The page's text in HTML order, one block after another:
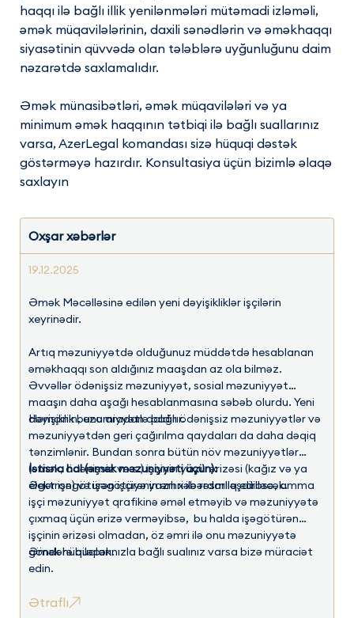
haqqı ilə bağlı illik yenilənmələri mütəmadi izləməli,
əmək müqavilələrinin, daxili sənədlərin və əməkhaqqı
siyasətinin qüvvədə olan tələblərə uyğunluğunu daim
nəzarətdə saxlamalıdır.
Əmək münasibətləri, əmək müqavilələri və ya
minimum əmək haqqının tətbiqi ilə bağlı suallarınız
varsa, AzerLegal komandası sizə hüquqi dəstək
göstərməyə hazırdır. Konsultasiya üçün bizimlə əlaqə
saxlayın
Oxşar xəbərlər
19.12.2025
Əmək Məcəlləsinə edilən yeni dəyişikliklər işçilərin
xeyrinədir.
Artıq məzuniyyətdə olduğunuz müddətdə hesablanan
əməkhaqqı son aldığınız maaşdan az ola bilməz.
Əvvəllər ödənişsiz məzuniyyət, sosial məzuniyyət
maaşın daha aşağı hesablanmasına səbəb olurdu. Yeni
dəyişiklik bunu aradan qaldırır.
Həmçinin, ezamiyyətlə bağlı ödənişsiz məzuniyyətlər və
məzuniyyətdən geri çağırılma qaydaları da daha dəqiq
tənzimlənir. Bundan sonra bütün növ məzuniyyətlər
(əmək, ödənişsiz və s.) işçinin yazılı ərizəsi (kağız və ya
elektron) və işəgötürənin əmri ilə rəsmiləşdiriləcək.
İstisna hal (əmək məzuniyyəti üçün):
Əgər işəgötürən işçiyə yazılı xəbərdarlıq edibsə, amma
işçi məzuniyyət qrafikinə əməl etməyib və məzuniyyətə
çıxmaq üçün ərizə verməyibsə, bu halda işəgötürən
işçinin ərizəsi olmadan, öz əmri ilə onu məzuniyyətə
göndərə biləcək.
Əmək hüquqlarınızla bağlı sualınız varsa bizə müraciət
edin.
Ətraflı